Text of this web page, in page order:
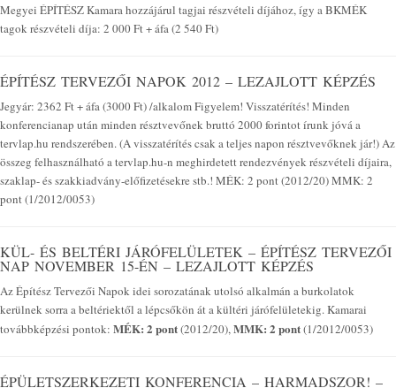
Megyei ÉPÍTÉSZ Kamara hozzájárul tagjai részvételi díjához, így a BKMÉK
tagok részvételi díja: 2 000 Ft + áfa (2 540 Ft)
ÉPÍTÉSZ TERVEZŐI NAPOK 2012 – LEZAJLOTT KÉPZÉS
Jegyár: 2362 Ft + áfa (3000 Ft) /alkalom Figyelem! Visszatérítés! Minden
konferencianap után minden résztvevőnek bruttó 2000 forintot írunk jóvá a
tervlap.hu rendszerében. (A visszatérítés csak a teljes napon résztvevőknek jár!) Az
összeg felhasználható a tervlap.hu-n meghirdetett rendezvények részvételi díjaira,
szaklap- és szakkiadvány-előfizetésekre stb.! MÉK: 2 pont (2012/20) MMK: 2
pont (1/2012/0053)
KÜL- ÉS BELTÉRI JÁRÓFELÜLETEK – ÉPÍTÉSZ TERVEZŐI
NAP NOVEMBER 15-ÉN – LEZAJLOTT KÉPZÉS
Az Építész Tervezői Napok idei sorozatának utolsó alkalmán a burkolatok
kerülnek sorra a beltériektől a lépcsőkön át a kültéri járófelületekig. Kamarai
továbbképzési pontok: MÉK: 2 pont(2012/20),MMK: 2 pont(1/2012/0053)
ÉPÜLETSZERKEZETI KONFERENCIA – HARMADSZOR! –